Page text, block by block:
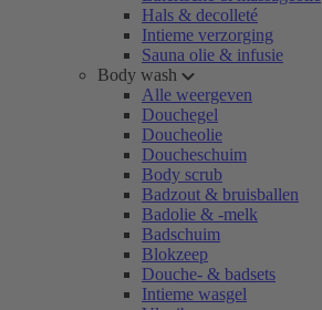
Hals & decolleté
Intieme verzorging
Sauna olie & infusie
Body wash
Alle weergeven
Douchegel
Doucheolie
Doucheschuim
Body scrub
Badzout & bruisballen
Badolie & -melk
Badschuim
Blokzeep
Douche- & badsets
Intieme wasgel